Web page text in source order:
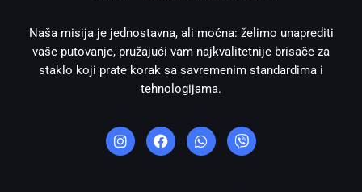
Naša misija je jednostavna, ali moćna: želimo unaprediti
vaše putovanje, pružajući vam najkvalitetnije brisače za
staklo koji prate korak sa savremenim standardima i
tehnologijama.
n
s
t
a
c
e
h
a
t
i
b
e